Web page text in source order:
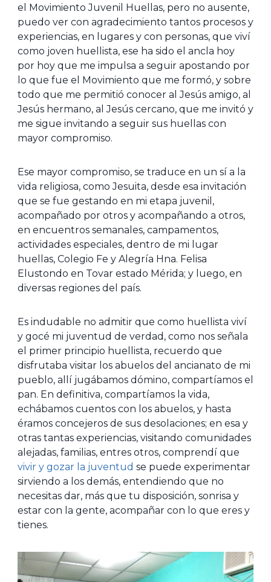
el Movimiento Juvenil Huellas, pero no ausente,
puedo ver con agradecimiento tantos procesos y
experiencias, en lugares y con personas, que viví
como joven huellista, ese ha sido el ancla hoy
por hoy que me impulsa a seguir apostando por
lo que fue el Movimiento que me formó, y sobre
todo que me permitió conocer al Jesús amigo, al
Jesús hermano, al Jesús cercano, que me invitó y
me sigue invitando a seguir sus huellas con
mayor compromiso.
Ese mayor compromiso, se traduce en un sí a la
vida religiosa, como Jesuita, desde esa invitación
que se fue gestando en mi etapa juvenil,
acompañado por otros y acompañando a otros,
en encuentros semanales, campamentos,
actividades especiales, dentro de mi lugar
huellas, Colegio Fe y Alegría Hna. Felisa
Elustondo en Tovar estado Mérida; y luego, en
diversas regiones del país.
Es indudable no admitir que como huellista viví
y gocé mi juventud de verdad, como nos señala
el primer principio huellista, recuerdo que
disfrutaba visitar los abuelos del ancianato de mi
pueblo, allí jugábamos dómino, compartíamos el
pan. En definitiva, compartíamos la vida,
echábamos cuentos con los abuelos, y hasta
éramos concejeros de sus desolaciones; en esa y
otras tantas experiencias, visitando comunidades
alejadas, familias, entres otros, comprendí que
vivir y gozar la juventud se puede experimentar
sirviendo a los demás, entendiendo que no
necesitas dar, más que tu disposición, sonrisa y
estar con la gente, acompañar con lo que eres y
tienes.